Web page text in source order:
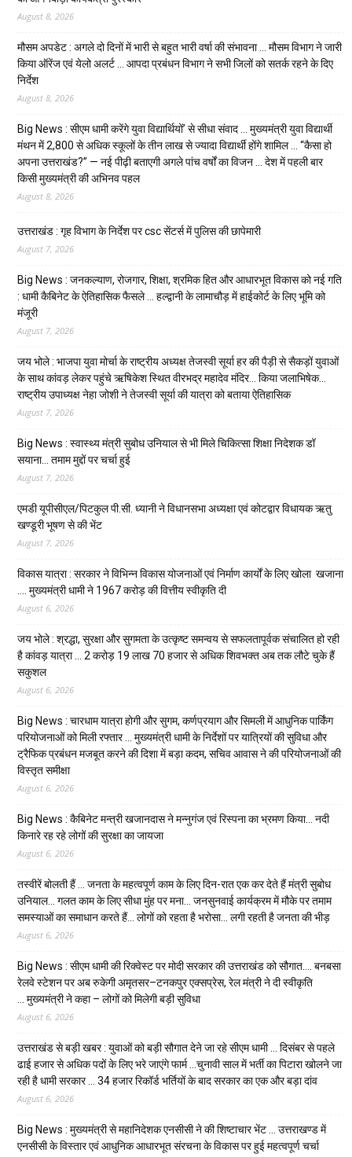
August 8, 2026
मौसम अपडेट : अगले दो दिनों में भारी से बहुत भारी वर्षा की संभावना … मौसम विभाग ने जारी
किया ऑरेंज एवं येलो अलर्ट … आपदा प्रबंधन विभाग ने सभी जिलों को सतर्क रहने के दिए
निर्देश
August 8, 2026
Big News : सीएम धामी करेंगे युवा विद्यार्थियों’ से सीधा संवाद … मुख्यमंत्री युवा विद्यार्थी
मंथन में 2,800 से अधिक स्कूलों के तीन लाख से ज्यादा विद्यार्थी होंगे शामिल … “कैसा हो
अपना उत्तराखंड?” — नई पीढ़ी बताएगी अगले पांच वर्षों का विजन … देश में पहली बार
किसी मुख्यमंत्री की अभिनव पहल
August 8, 2026
उत्तराखंड : गृह विभाग के निर्देश पर csc सेंटर्स में पुलिस की छापेमारी
August 7, 2026
Big News : जनकल्याण, रोजगार, शिक्षा, श्रमिक हित और आधारभूत विकास को नई गति
: धामी कैबिनेट के ऐतिहासिक फैसले … हल्द्वानी के लामाचौड़ में हाईकोर्ट के लिए भूमि को
मंजूरी
August 7, 2026
जय भोले : भाजपा युवा मोर्चा के राष्ट्रीय अध्यक्ष तेजस्वी सूर्या हर की पैड़ी से सैकड़ों युवाओं
के साथ कांवड़ लेकर पहुंचे ऋषिकेश स्थित वीरभद्र महादेव मंदिर… किया जलाभिषेक…
राष्ट्रीय उपाध्यक्ष नेहा जोशी ने तेजस्वी सूर्या की यात्रा को बताया ऐतिहासिक
August 7, 2026
Big News : स्वास्थ्य मंत्री सुबोध उनियाल से भी मिले चिकित्सा शिक्षा निदेशक डॉ
सयाना… तमाम मुद्दों पर चर्चा हुई
August 7, 2026
एमडी यूपीसीएल/पिटकुल पी.सी. ध्यानी ने विधानसभा अध्यक्षा एवं कोटद्वार विधायक ऋतु
खण्डूरी भूषण से की भेंट
August 7, 2026
विकास यात्रा : सरकार ने विभिन्न विकास योजनाओं एवं निर्माण कार्यों के लिए खोला खजाना
…. मुख्यमंत्री धामी ने ₹1967 करोड़ की वित्तीय स्वीकृति दी
August 6, 2026
जय भोले : श्रद्धा, सुरक्षा और सुगमता के उत्कृष्ट समन्वय से सफलतापूर्वक संचालित हो रही
है कांवड़ यात्रा … 2 करोड़ 19 लाख 70 हजार से अधिक शिवभक्त अब तक लौटे चुके हैं
सकुशल
August 6, 2026
Big News : चारधाम यात्रा होगी और सुगम, कर्णप्रयाग और सिमली में आधुनिक पार्किंग
परियोजनाओं को मिली रफ्तार … मुख्यमंत्री धामी के निर्देशों पर यात्रियों की सुविधा और
ट्रैफिक प्रबंधन मजबूत करने की दिशा में बड़ा कदम, सचिव आवास ने की परियोजनाओं की
विस्तृत समीक्षा
August 6, 2026
Big News : कैबिनेट मन्त्री खजानदास ने मन्नुगंज एवं रिस्पना का भ्रमण किया… नदी
किनारे रह रहे लोगों की सुरक्षा का जायजा
August 6, 2026
तस्वीरें बोलती हैं … जनता के महत्वपूर्ण काम के लिए दिन-रात एक कर देते हैं मंत्री सुबोध
उनियाल… गलत काम के लिए सीधा मुंह पर मना… जनसुनवाई कार्यक्रम में मौके पर तमाम
समस्याओं का समाधान करते हैं… लोगों को रहता है भरोसा… लगी रहती है जनता की भीड़
August 6, 2026
Big News : सीएम धामी की रिक्वेस्ट पर मोदी सरकार की उत्तराखंड को सौगात…. बनबसा
रेलवे स्टेशन पर अब रुकेगी अमृतसर–टनकपुर एक्सप्रेस, रेल मंत्री ने दी स्वीकृति
… मुख्यमंत्री ने कहा – लोगों को मिलेगी बड़ी सुविधा
August 6, 2026
उत्तराखंड से बड़ी खबर : युवाओं को बड़ी सौगात देने जा रहे सीएम धामी … दिसंबर से पहले
ढाई हजार से अधिक पदों के लिए भरे जाएंगे फार्म …चुनावी साल में भर्ती का पिटारा खोलने जा
रही है धामी सरकार … 34 हजार रिकॉर्ड भर्तियों के बाद सरकार का एक और बड़ा दांव
August 6, 2026
Big News : मुख्यमंत्री से महानिदेशक एनसीसी ने की शिष्टाचार भेंट … उत्तराखण्ड में
एनसीसी के विस्तार एवं आधुनिक आधारभूत संरचना के विकास पर हुई महत्वपूर्ण चर्चा